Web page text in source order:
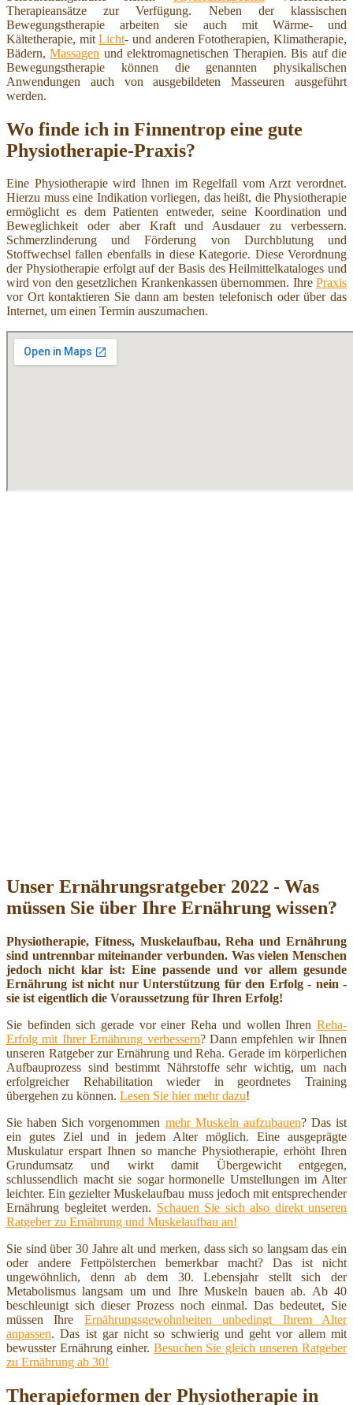
Therapieansätze zur Verfügung. Neben der klassischen
Bewegungstherapie arbeiten sie auch mit Wärme- und
Kältetherapie, mitLicht- und anderen Fototherapien, Klimatherapie,
Bädern,Massagen und elektromagnetischen Therapien. Bis auf die
Bewegungstherapie können die genannten physikalischen
Anwendungen auch von ausgebildeten Masseuren ausgeführt
werden.
Wo finde ich in Finnentrop eine gute
Physiotherapie-Praxis?
Eine Physiotherapie wird Ihnen im Regelfall vom Arzt verordnet.
Hierzu muss eine Indikation vorliegen, das heißt, die Physiotherapie
ermöglicht es dem Patienten entweder, seine Koordination und
Beweglichkeit oder aber Kraft und Ausdauer zu verbessern.
Schmerzlinderung und Förderung von Durchblutung und
Stoffwechsel fallen ebenfalls in diese Kategorie. Diese Verordnung
der Physiotherapie erfolgt auf der Basis des Heilmittelkataloges und
wird von den gesetzlichen Krankenkassen übernommen. Ihre Praxis
vor Ort kontaktieren Sie dann am besten telefonisch oder über das
Internet, um einen Termin auszumachen.
Unser Ernährungsratgeber 2022 - Was
müssen Sie über Ihre Ernährung wissen?
Physiotherapie, Fitness, Muskelaufbau, Reha und Ernährung
sind untrennbar miteinander verbunden. Was vielen Menschen
jedoch nicht klar ist: Eine passende und vor allem gesunde
Ernährung ist nicht nur Unterstützung für den Erfolg - nein -
sie ist eigentlich die Voraussetzung für Ihren Erfolg!
Sie befinden sich gerade vor einer Reha und wollen Ihren Reha-
Erfolg mit Ihrer Ernährung verbessern? Dann empfehlen wir Ihnen
unseren Ratgeber zur Ernährung und Reha. Gerade im körperlichen
Aufbauprozess sind bestimmt Nährstoffe sehr wichtig, um nach
erfolgreicher Rehabilitation wieder in geordnetes Training
übergehen zu können. Lesen Sie hier mehr dazu!
Sie haben Sich vorgenommen mehr Muskeln aufzubauen? Das ist
ein gutes Ziel und in jedem Alter möglich. Eine ausgeprägte
Muskulatur erspart Ihnen so manche Physiotherapie, erhöht Ihren
Grundumsatz und wirkt damit Übergewicht entgegen,
schlussendlich macht sie sogar hormonelle Umstellungen im Alter
leichter. Ein gezielter Muskelaufbau muss jedoch mit entsprechender
Ernährung begleitet werden. Schauen Sie sich also direkt unseren
Ratgeber zu Ernährung und Muskelaufbau an!
Sie sind über 30 Jahre alt und merken, dass sich so langsam das ein
oder andere Fettpölsterchen bemerkbar macht? Das ist nicht
ungewöhnlich, denn ab dem 30. Lebensjahr stellt sich der
Metabolismus langsam um und Ihre Muskeln bauen ab. Ab 40
beschleunigt sich dieser Prozess noch einmal. Das bedeutet, Sie
müssen Ihre Ernährungsgewohnheiten unbedingt Ihrem Alter
anpassen. Das ist gar nicht so schwierig und geht vor allem mit
bewusster Ernährung einher. Besuchen Sie gleich unseren Ratgeber
zu Ernährung ab 30!
Therapieformen der Physiotherapie in